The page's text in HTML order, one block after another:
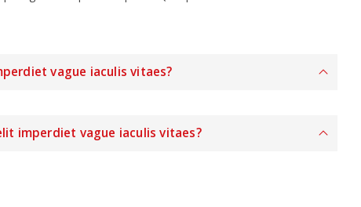
vague iaculis vitaes?
imperdiet vague iaculis vitaes?